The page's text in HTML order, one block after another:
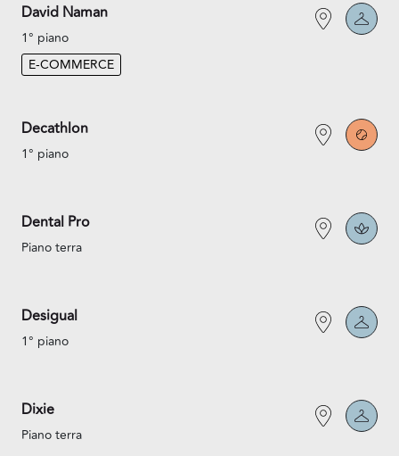
David Naman
1° piano
E-COMMERCE
Decathlon
1° piano
Dental Pro
Piano terra
Desigual
1° piano
Dixie
Piano terra